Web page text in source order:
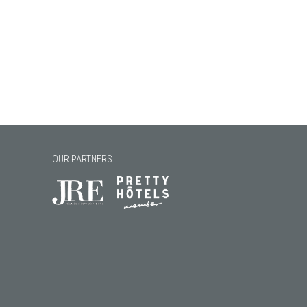
OUR PARTNERS